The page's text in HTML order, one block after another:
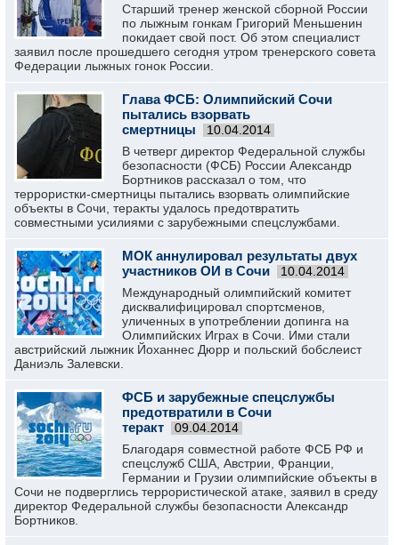
Старший тренер женской сборной России
по лыжным гонкам Григорий Меньшенин
покидает свой пост. Об этом специалист
заявил после прошедшего сегодня утром тренерского совета
Федерации лыжных гонок России.
Глава ФСБ: Олимпийский Сочи
пытались взорвать
смертницы
10.04.2014
В четверг директор Федеральной службы
безопасности (ФСБ) России Александр
Бортников рассказал о том, что
террористки-смертницы пытались взорвать олимпийские
объекты в Сочи, теракты удалось предотвратить
совместными усилиями с зарубежными спецслужбами.
МОК аннулировал результаты двух
участников ОИ в Сочи
10.04.2014
Международный олимпийский комитет
дисквалифицировал спортсменов,
уличенных в употреблении допинга на
Олимпийских Играх в Сочи. Ими стали
австрийский лыжник Йоханнес Дюрр и польский бобслеист
Даниэль Залевски.
ФСБ и зарубежные спецслужбы
предотвратили в Сочи
теракт
09.04.2014
Благодаря совместной работе ФСБ РФ и
спецслужб США, Австрии, Франции,
Германии и Грузии олимпийские объекты в
Сочи не подверглись террористической атаке, заявил в среду
директор Федеральной службы безопасности Александр
Бортников.